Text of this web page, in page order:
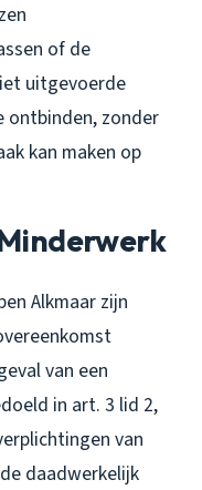
of de
uitgevoerde
zonder
kan maken op
Alkmaar zijn
van een
in art. 3 lid 2,
van
daadwerkelijk